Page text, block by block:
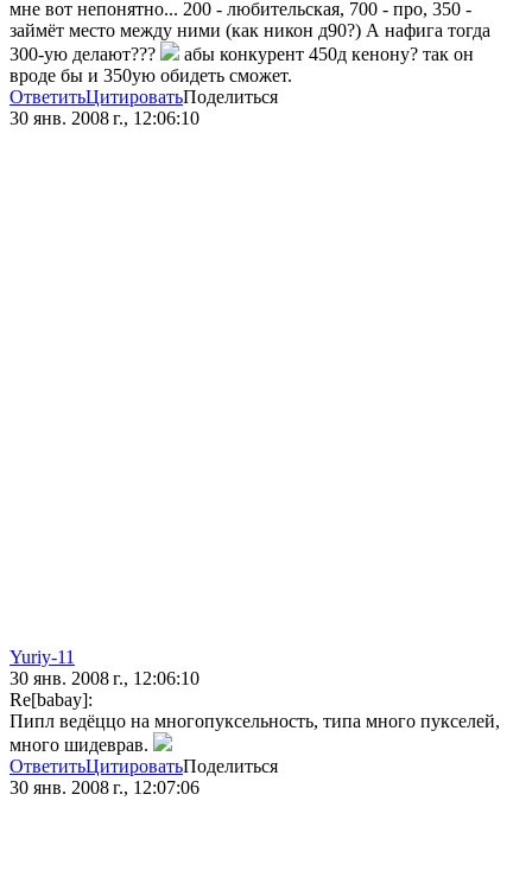
мне вот непонятно... 200 - любительская, 700 - про, 350 -
займёт место между ними (как никон д90?) А нафига тогда
300-ую делают???
абы конкурент 450д кенону? так он
вроде бы и 350ую обидеть сможет.
ОтветитьЦитироватьПоделиться
30 янв. 2008 г., 12:06:10
Yuriy-11
30 янв. 2008 г., 12:06:10
Re[babay]:
Пипл ведёццо на многопуксельность, типа много пукселей,
много шидеврав.
ОтветитьЦитироватьПоделиться
30 янв. 2008 г., 12:07:06